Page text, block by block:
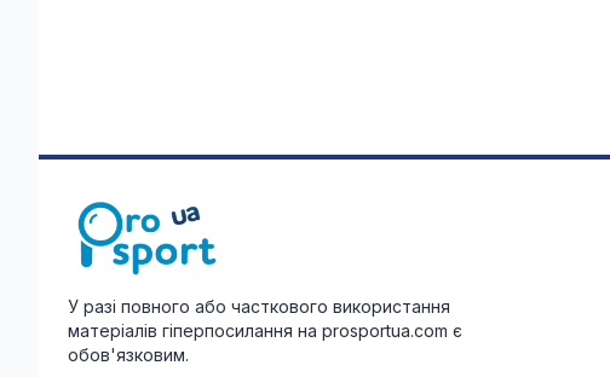
У разі повного або часткового використання
матеріалів гіперпосилання на prosportua.com є
обов'язковим.